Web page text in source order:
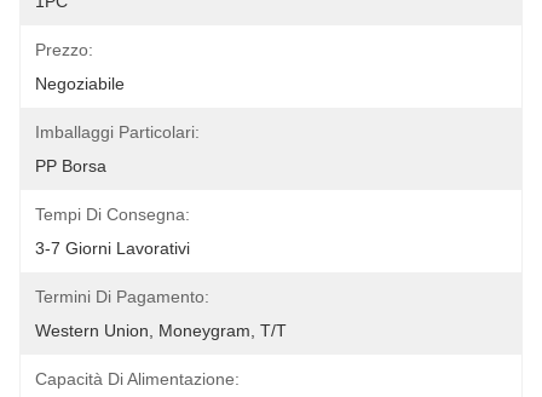
Prezzo:
Negoziabile
Imballaggi Particolari:
PP Borsa
Tempi Di Consegna:
3-7 Giorni Lavorativi
Termini Di Pagamento:
Western Union, Moneygram, T/T
Capacità Di Alimentazione: